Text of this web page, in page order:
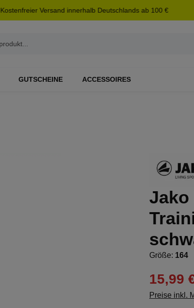
Kostenfreier Versand innerhalb Deutschlands ab 100 €
GUTSCHEINE ACCESSOIRES
Jako
Größe: 164
15,99
Preise inkl.